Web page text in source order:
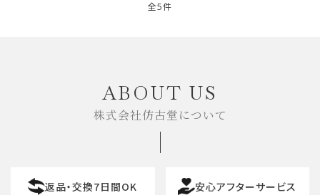
全5件
ABOUT US
株式会社仿古堂について
返品・交換7日間OK 安心アフターサービス